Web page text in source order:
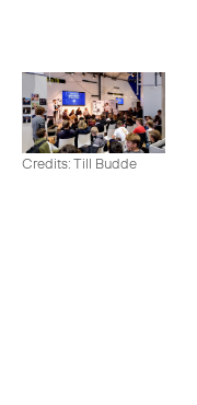
Credits: Till Budde